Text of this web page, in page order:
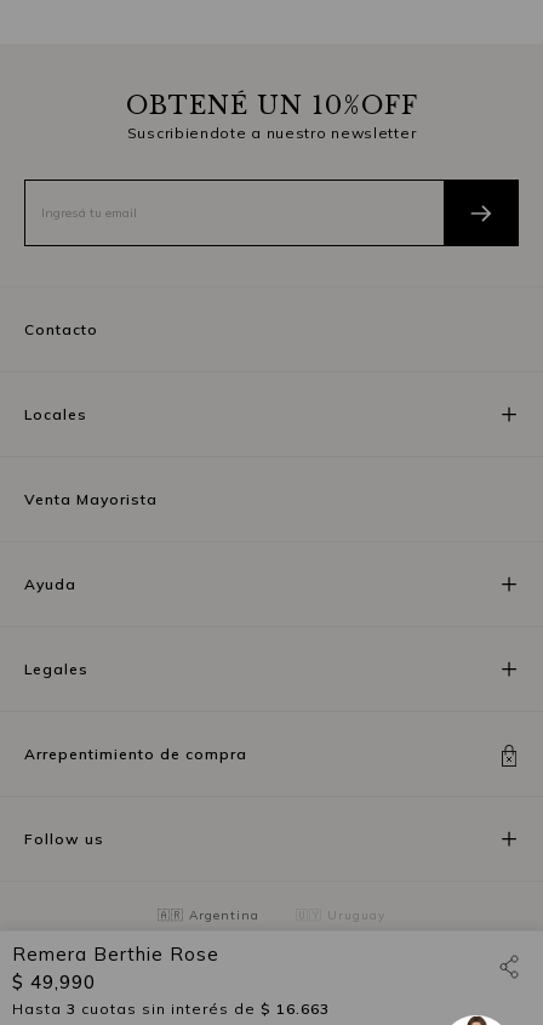
Remera Berthie Rose
$ 49,990
Hasta 3 cuotas sin interés de $ 16.663
OBTENÉ UN 10%OFF
Suscribiendote a nuestro newsletter
Contacto
Locales
Venta Mayorista
Ayuda
Legales
Arrepentimiento de compra
Follow us
🇦🇷 Argentina 🇺🇾 Uruguay
Wanama©2026. Todos los derechos reservados.